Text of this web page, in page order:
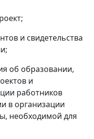
и свидетельства
об образовании,
и
работников
в организации
необходимой для